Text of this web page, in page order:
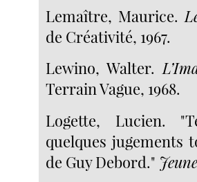
Lemaître, Maurice.
de Créativité, 1967.
Lewino, Walter.
Terrain Vague, 1968.
Logette, Lucien.
quelques jugements
de Guy Debord."